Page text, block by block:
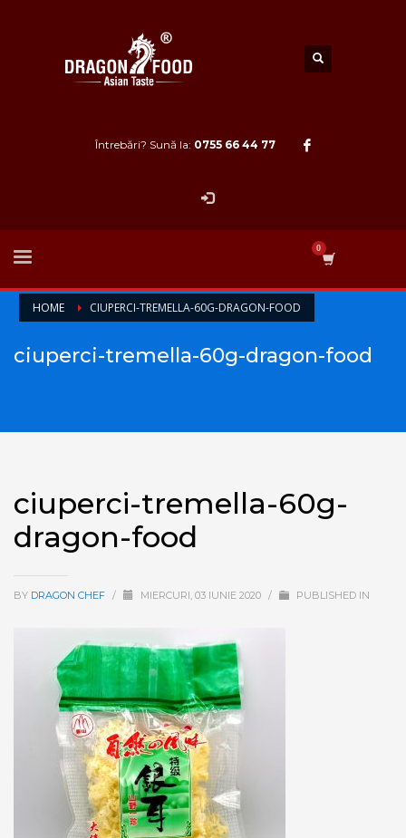
Întrebări? Sună la: 0755 66 44 77
HOME CIUPERCI-TREMELLA-60G-DRAGON-FOOD
ciuperci-tremella-60g-dragon-food
ciuperci-tremella-60g-
dragon-food
BY DRAGON CHEF / MIERCURI, 03 IUNIE 2020 / PUBLISHED IN